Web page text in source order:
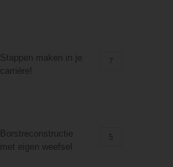
Stappen maken in je
carrière!
7
Borstreconstructie
met eigen weefsel
5